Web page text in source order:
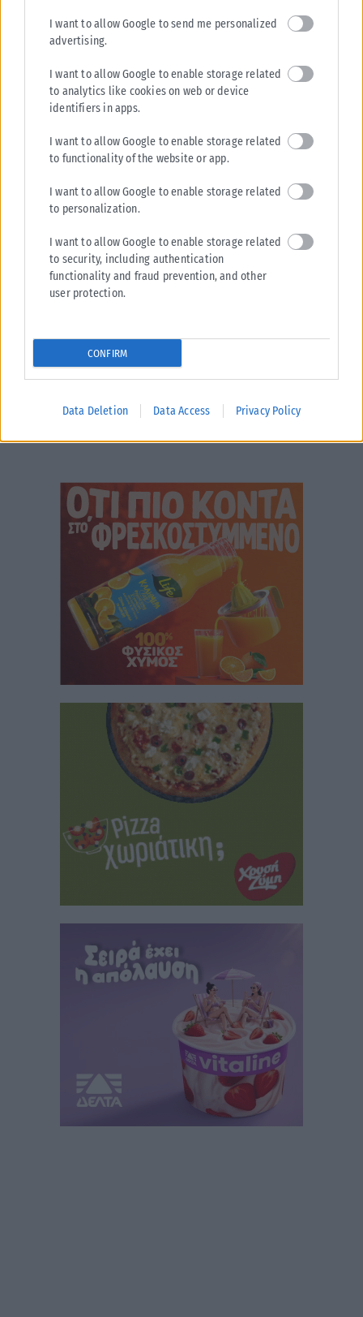
I want to allow Google to send me personalized
advertising.
I want to allow Google to enable storage related
to analytics like cookies on web or device
identifiers in apps.
I want to allow Google to enable storage related
to functionality of the website or app.
I want to allow Google to enable storage related
to personalization.
I want to allow Google to enable storage related
to security, including authentication
functionality and fraud prevention, and other
user protection.
CONFIRM
Data Deletion Data Access Privacy Policy
Υπουργείο Κλιματικής Κρίσης: Ενέργειες για την κρατική
Σε εξέλιξη βρίσκονται οι διαδικασίες κρατικής αρωγής για τις περιοχές
που επλήγησαν από τις πρόσφατες πυρκαγιές, με τις αρμόδιες αρχές...
KARFITSANEWS